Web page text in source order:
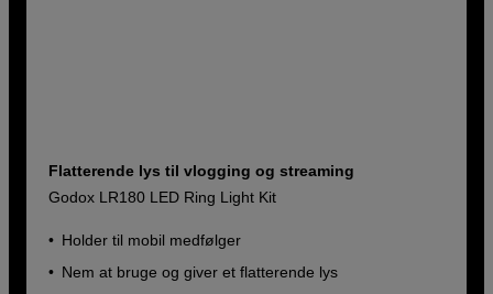
Flatterende lys til vlogging og streaming
Godox LR180 LED Ring Light Kit
Holder til mobil medfølger
Nem at bruge og giver et flatterende lys